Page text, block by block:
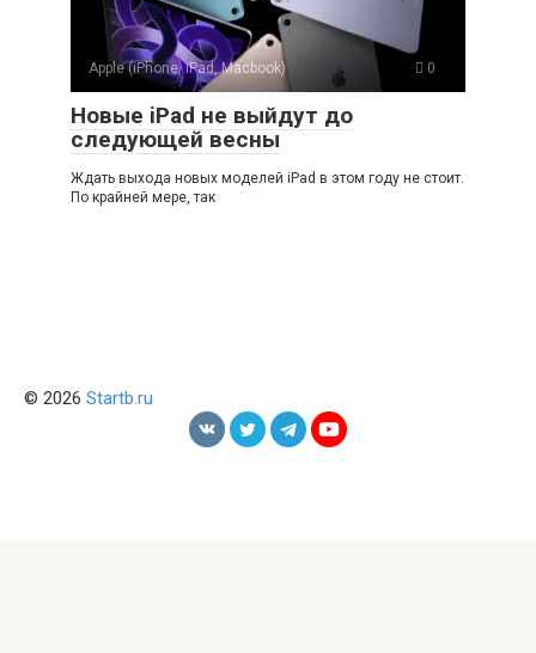
Apple (iPhone, iPad, Macbook) 0
Новые iPad не выйдут до
следующей весны
Ждать выхода новых моделей iPad в этом году не стоит.
По крайней мере, так
© 2026 Startb.ru